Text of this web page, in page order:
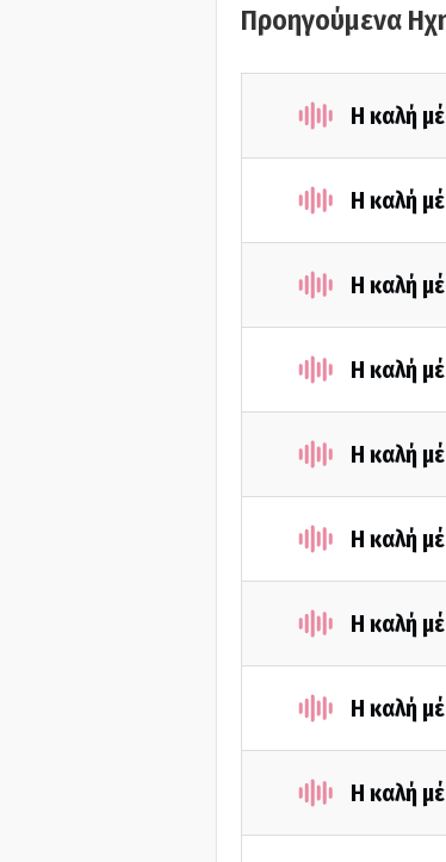
Προηγούμενα
Η καλή
Η καλή
Η καλή
Η καλή
Η καλή
Η καλή
Η καλή
Η καλή
H καλή